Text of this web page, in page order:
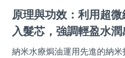
原理與功效：利用超
入髮芯，強調輕盈水潤
納米水療焗油運用先進的納